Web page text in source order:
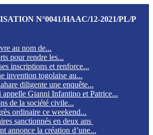
N°0041/HAAC/12-2021/PL/P
au nom de...
pour rendre les...
inscriptions et renforce...
invention togolaise au...
diligente une enquête...
appelle Gianni Infantino et Patrice...
de la société civile...
ordinaire ce weekend...
sanctionnés en deux ans
annonce la création d’une...